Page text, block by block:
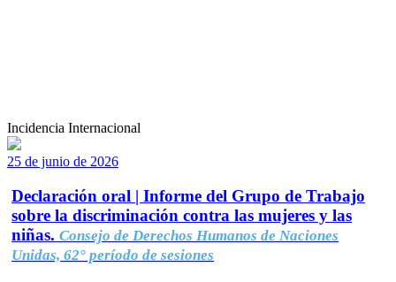
Incidencia Internacional
25 de junio de 2026
Declaración oral | Informe del Grupo de Trabajo
sobre la discriminación contra las mujeres y las
niñas. Consejo de Derechos Humanos de Naciones
Unidas, 62° período de sesiones